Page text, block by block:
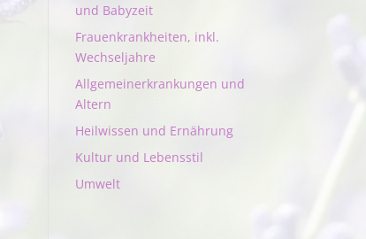
und Babyzeit
Frauenkrankheiten, inkl.
Wechseljahre
Allgemeinerkrankungen und
Altern
Heilwissen und Ernährung
Kultur und Lebensstil
Umwelt